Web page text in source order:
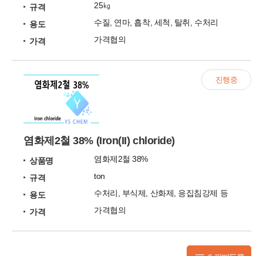
규격
25㎏
용도
수질, 연마, 흡착, 세척, 탈취, 수처리
가격
가격협의
염화제2철 38% (Iron(II) chloride)
상품명
염화제2철 38%
규격
ton
용도
수처리, 부식제, 산화제, 응집침강제 등
가격
가격협의
진행중